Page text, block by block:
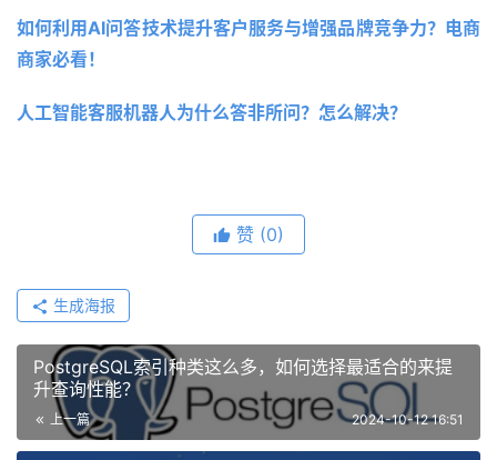
如何利用AI问答技术提升客户服务与增强品牌竞争力？电商
商家必看！
人工智能客服机器人为什么答非所问？怎么解决？
赞 (0)
生成海报
PostgreSQL索引种类这么多，如何选择最适合的来提
升查询性能？
上一篇 2024-10-12 16:51